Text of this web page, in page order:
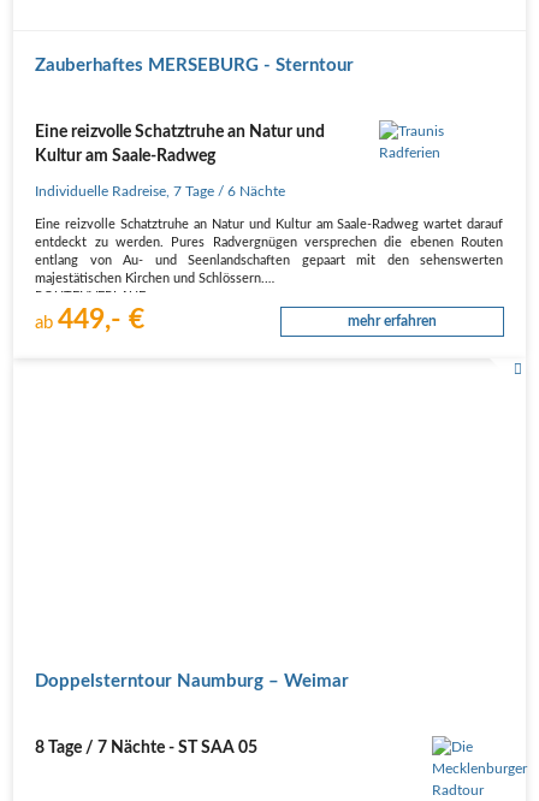
Zauberhaftes MERSEBURG - Sterntour
Eine reizvolle Schatztruhe an Natur und
Kultur am Saale-Radweg
Individuelle Radreise,7 Tage/ 6 Nächte
Eine reizvolle Schatztruhe an Natur und Kultur am Saale-Radweg wartet darauf
entdeckt zu werden. Pures Radvergnügen versprechen die ebenen Routen
entlang von Au- und Seenlandschaften gepaart mit den sehenswerten
majestätischen Kirchen und Schlössern.
1. Tag, Anreise
Nach Merseburg.…
ab449,- € mehr erfahren
Doppelsterntour Naumburg – Weimar
8 Tage / 7 Nächte - ST SAA 05